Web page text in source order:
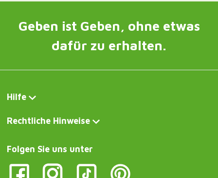
Schreiben Sie uns jetzt
Arrosoir original en forme de tortue
Curiosite IT
Originale annaffiatoio a forma di tartaruga